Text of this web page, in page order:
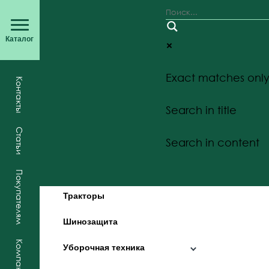
Exact matches only
Search in title
Search in content
Каталог
Контакты
Статьи
Покупателям
Компания
Оборудование Уборочная
Тракторы
Шинозащита
Уборочная техника